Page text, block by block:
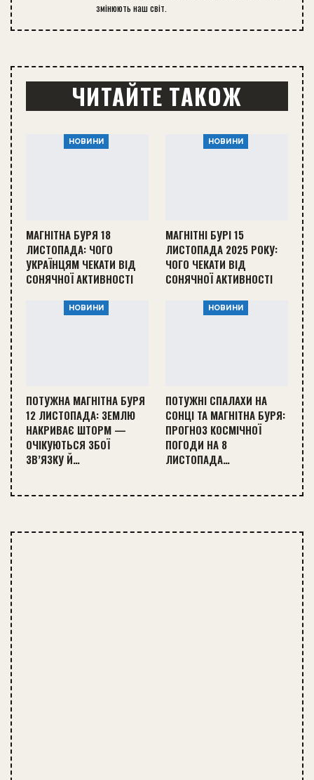
змінюють наш світ.
ЧИТАЙТЕ ТАКОЖ
НОВИНИ
МАГНІТНА БУРЯ 18
ЛИСТОПАДА: ЧОГО
УКРАЇНЦЯМ ЧЕКАТИ ВІД
СОНЯЧНОЇ АКТИВНОСТІ
НОВИНИ
МАГНІТНІ БУРІ 15
ЛИСТОПАДА 2025 РОКУ:
ЧОГО ЧЕКАТИ ВІД
СОНЯЧНОЇ АКТИВНОСТІ
НОВИНИ
ПОТУЖНА МАГНІТНА БУРЯ
12 ЛИСТОПАДА: ЗЕМЛЮ
НАКРИВАЄ ШТОРМ —
ОЧІКУЮТЬСЯ ЗБОЇ
ЗВ’ЯЗКУ Й…
НОВИНИ
ПОТУЖНІ СПАЛАХИ НА
СОНЦІ ТА МАГНІТНА БУРЯ:
ПРОГНОЗ КОСМІЧНОЇ
ПОГОДИ НА 8
ЛИСТОПАДА…